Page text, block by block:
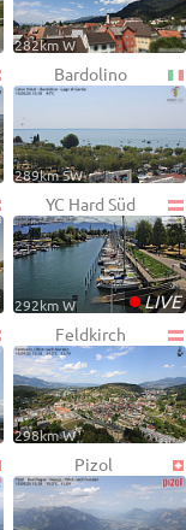
282km W
Bardolino
289km SW
YC Hard Süd
•LIVE
292km W
Feldkirch
298km W
Pizol